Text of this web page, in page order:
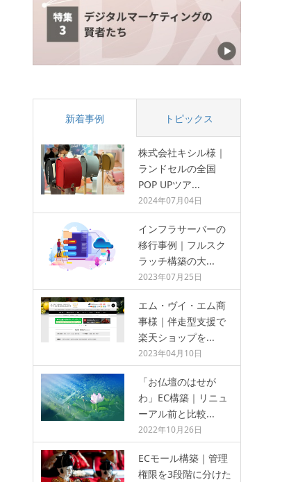
新着事例 トピックス
株式会社キシル様｜
ランドセルの全国
POP UPツア...
2024年07月04日
インフラサーバーの
移行事例｜フルスク
ラッチ構築の大...
2023年07月25日
エム・ヴイ・エム商
事様｜伴走型支援で
楽天ショップを...
2023年04月10日
「お仏壇のはせが
わ」EC構築｜リニュ
ーアル前と比較...
2022年10月26日
ECモール構築｜管理
権限を3段階に分けた